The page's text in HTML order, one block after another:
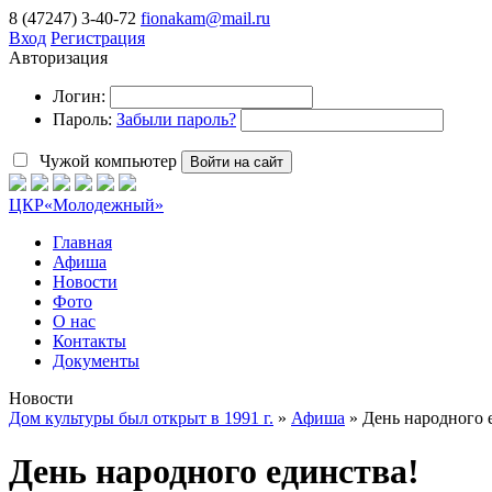
8 (47247) 3-40-72 fionakam@mail.ru
Вход Регистрация
Авторизация
Логин:
Пароль: Забыли пароль?
Чужой компьютер Войти на сайт
ЦКР«Молодежный»
Главная
Афиша
Новости
Фото
О нас
Контакты
Документы
Новости
Дом культуры был открыт в 1991 г. » Афиша » День народного
День народного единства!